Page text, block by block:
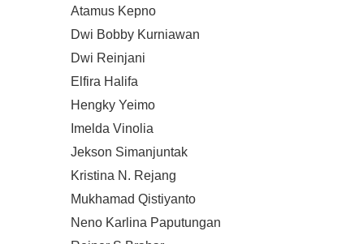
Atamus Kepno
Dwi Bobby Kurniawan
Dwi Reinjani
Elfira Halifa
Hengky Yeimo
Imelda Vinolia
Jekson Simanjuntak
Kristina N. Rejang
Mukhamad Qistiyanto
Neno Karlina Paputungan